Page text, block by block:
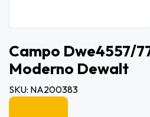
Campo Dwe4557/
Moderno Dewalt
SKU: NA200383